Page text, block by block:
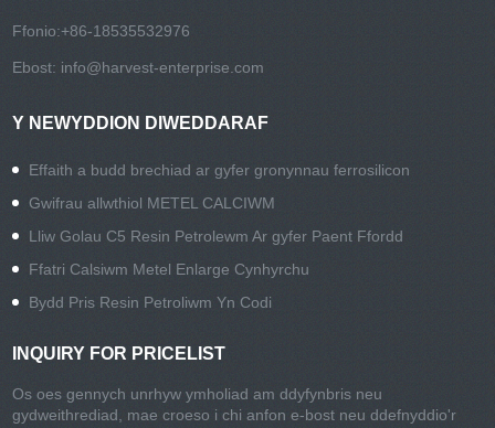
Ffonio:+86-18535532976
Ebost: info@harvest-enterprise.com
Y NEWYDDION DIWEDDARAF
Effaith a budd brechiad ar gyfer gronynnau ferrosilicon
Gwifrau allwthiol METEL CALCIWM
Lliw Golau C5 Resin Petrolewm Ar gyfer Paent Ffordd
Ffatri Calsiwm Metel Enlarge Cynhyrchu
Bydd Pris Resin Petroliwm Yn Codi
INQUIRY FOR PRICELIST
Os oes gennych unrhyw ymholiad am ddyfynbris neu
gydweithrediad, mae croeso i chi anfon e-bost neu ddefnyddio'r